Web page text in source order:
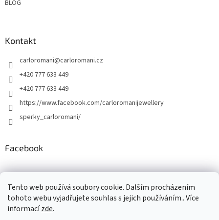
Tento web používá soubory cookie. Dalším procházením
tohoto webu vyjadřujete souhlas s jejich používáním.. Více
informacízde.
BLOG
Kontakt
carloromani@carloromani.cz
+420 777 633 449
+420 777 633 449
https://www.facebook.com/carloromanijewellery
sperky_carloromani/
Facebook
Instagram